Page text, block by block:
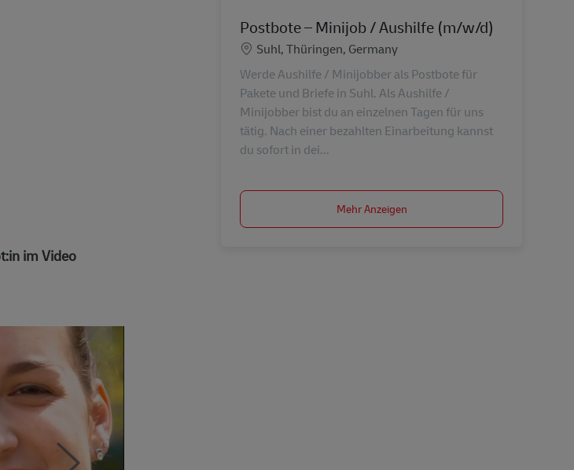
im Video
Postbote – Minijob / Aushilfe (m/w/d)
Standort
Suhl, Thüringen, Germany
Werde Aushilfe / Minijobber als Postbote für
Pakete und Briefe in Suhl. Als Aushilfe /
Minijobber bist du an einzelnen Tagen für uns
tätig. Nach einer bezahlten Einarbeitung kannst
du sofort in dei...
Mehr Anzeigen